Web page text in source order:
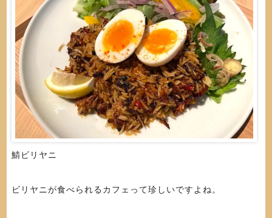
鯖ビリヤニ
ビリヤニが食べられるカフェって珍しいですよね。